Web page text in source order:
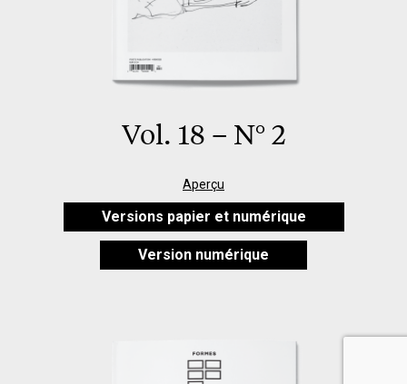
Vol. 18 – N° 2
Aperçu
Versions papier et numérique
Version numérique